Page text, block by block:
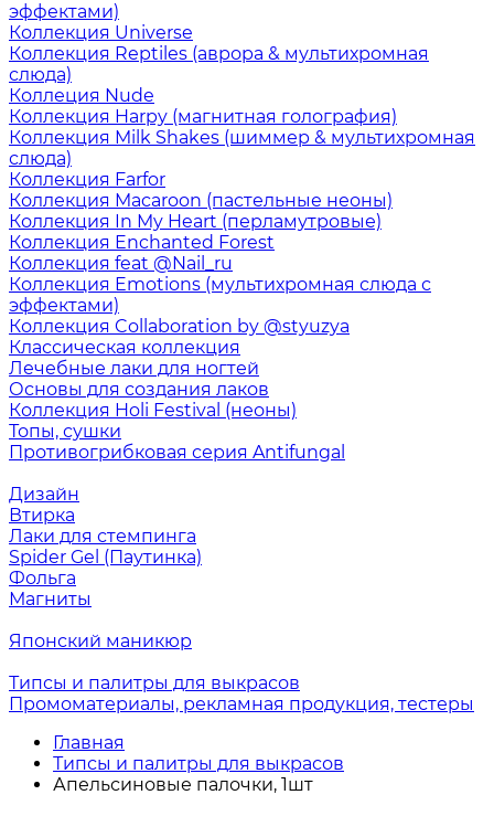
эффектами)
Коллекция Universe
Коллекция Reptiles (аврора & мультихромная
слюда)
Коллеция Nude
Коллекция Harpy (магнитная голография)
Коллекция Milk Shakes (шиммер & мультихромная
слюда)
Коллекция Farfor
Коллекция Macaroon (пастельные неоны)
Коллекция In My Heart (перламутровые)
Коллекция Enchanted Forest
Коллекция feat @Nail_ru
Коллекция Emotions (мультихромная слюда с
эффектами)
Коллекция Collaboration by @styuzya
Классическая коллекция
Лечебные лаки для ногтей
Основы для создания лаков
Коллекция Holi Festival (неоны)
Топы, сушки
Противогрибковая серия Antifungal
Дизайн
Втирка
Лаки для стемпинга
Spider Gel (Паутинка)
Фольга
Магниты
Японский маникюр
Типсы и палитры для выкрасов
Промоматериалы, рекламная продукция, тестеры
Главная
Типсы и палитры для выкрасов
Апельсиновые палочки, 1шт